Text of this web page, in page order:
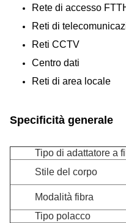
Rete di accesso
Reti di
Reti CCTV
Centro dati
Reti di area locale
Specificità generale
Tipo di adattatore a
Stile del corpo
Modalità fibra
Tipo polacco